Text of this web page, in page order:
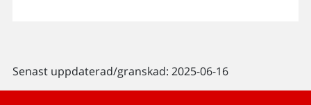
Senast uppdaterad/granskad: 2025-06-16